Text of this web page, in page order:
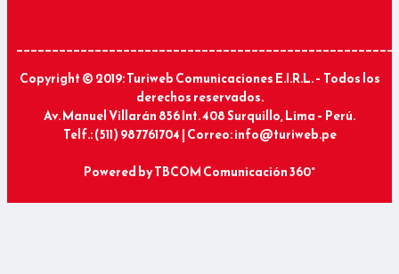
Copyright © 2019: Turiweb Comunicaciones E.I.R.L. – Todos los
derechos reservados.
Av. Manuel Villarán 856 Int. 408 Surquillo, Lima – Perú.
Telf.: (511) 987761704 | Correo: info@turiweb.pe
Powered byTBCOM Comunicación 360°